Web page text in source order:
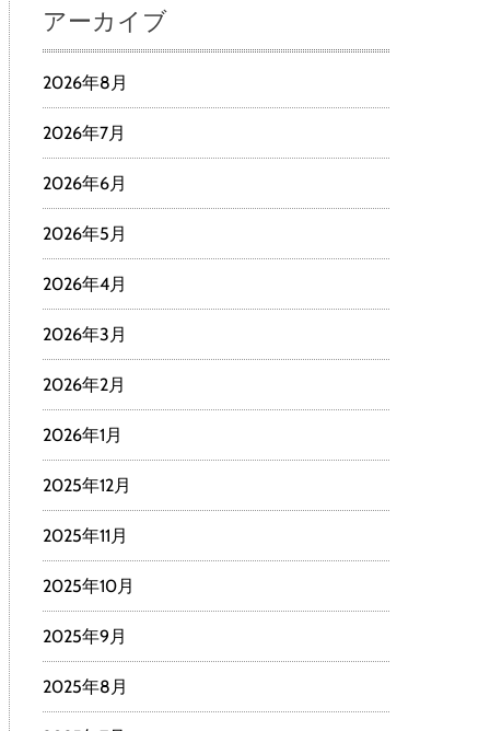
アーカイブ
2026年8月
2026年7月
2026年6月
2026年5月
2026年4月
2026年3月
2026年2月
2026年1月
2025年12月
2025年11月
2025年10月
2025年9月
2025年8月